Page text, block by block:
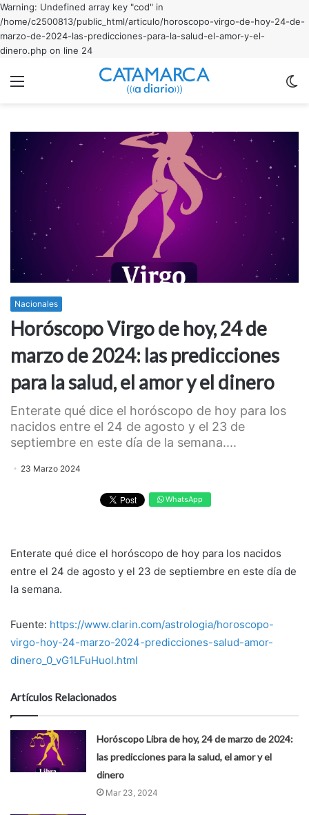
Warning: Undefined array key "cod" in
/home/c2500813/public_html/articulo/horoscopo-virgo-de-hoy-24-de-
marzo-de-2024-las-predicciones-para-la-salud-el-amor-y-el-
dinero.php on line 24
Nacionales
Horóscopo Virgo de hoy, 24 de
marzo de 2024: las predicciones
para la salud, el amor y el dinero
Enterate qué dice el horóscopo de hoy para los
nacidos entre el 24 de agosto y el 23 de
septiembre en este día de la semana....
23 Marzo 2024
WhatsApp
Enterate qué dice el horóscopo de hoy para los nacidos
entre el 24 de agosto y el 23 de septiembre en este día de
la semana.
Fuente: https://www.clarin.com/astrologia/horoscopo-
virgo-hoy-24-marzo-2024-predicciones-salud-amor-
dinero_0_vG1LFuHuol.html
Artículos Relacionados
Horóscopo Libra de hoy, 24 de marzo de 2024:
las predicciones para la salud, el amor y el
dinero
Mar 23, 2024